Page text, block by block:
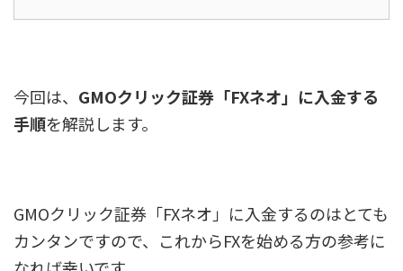
今回は、 GMOクリック証券「FXネオ」に入金する
手順を解説します。
GMOクリック証券「FXネオ」に入金するのはとても
カンタンですので、これからFXを始める方の参考に